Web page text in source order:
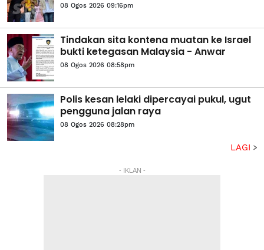
08 Ogos 2026 09:16pm
Tindakan sita kontena muatan ke Israel
bukti ketegasan Malaysia - Anwar
08 Ogos 2026 08:58pm
Polis kesan lelaki dipercayai pukul, ugut
pengguna jalan raya
08 Ogos 2026 08:28pm
LAGI
- IKLAN -